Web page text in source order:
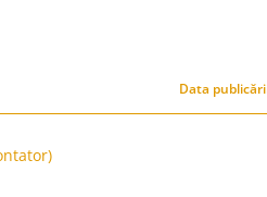
Data